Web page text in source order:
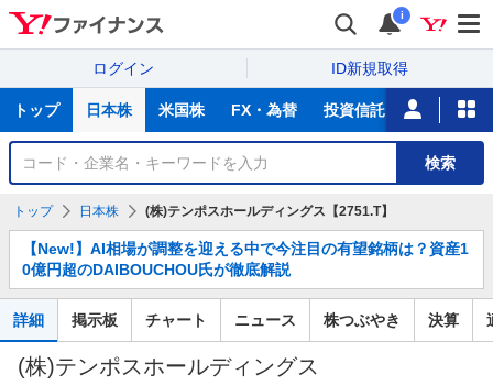
i
ログイン ID新規取得
サ
トップ 日本株 米国株 FX・為替 投資信託 ニュース
銘
検
検索
トップ 日本株 (株)テンポスホールディングス【2751.T】
知
ら
せ
【New!】AI相場が調整を迎える中で今注目の有望銘柄は？資産1
0億円超のDAIBOUCHOU氏が徹底解説
詳細 掲示板 チャート ニュース 株つぶやき 決算
(株)テンポスホールディングス